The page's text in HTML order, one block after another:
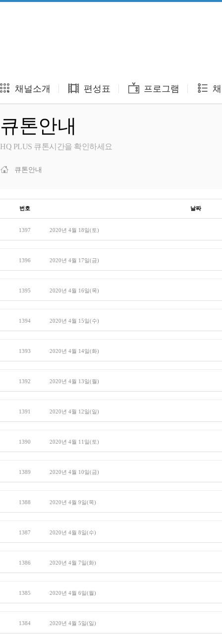
채널소개 편성표 프로그램
큐톤안내
HQ PLUS 큐톤시간을 확인하세요
큐톤안내
번호 날짜
1397 2020년 4월 18일(토)
1396 2020년 4월 17일(금)
1395 2020년 4월 16일(목)
1394 2020년 4월 15일(수)
1393 2020년 4월 14일(화)
1392 2020년 4월 13일(월)
1391 2020년 4월 12일(일)
1390 2020년 4월 11일(토)
1389 2020년 4월 10일(금)
1388 2020년 4월 9일(목)
1387 2020년 4월 8일(수)
1386 2020년 4월 7일(화)
1385 2020년 4월 6일(월)
1384 2020년 4월 5일(일)